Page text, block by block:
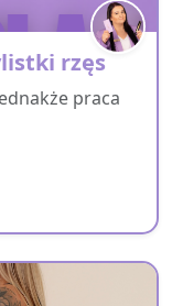
rzęs
praca